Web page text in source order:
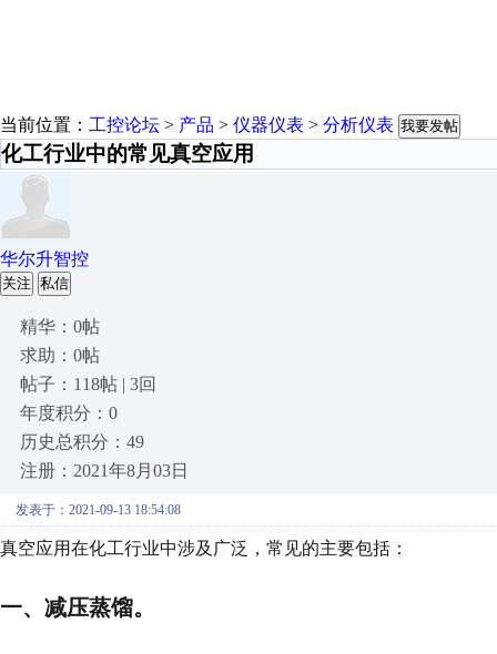
当前位置： 工控论坛 > 产品 > 仪器仪表 > 分析仪表 我要发帖
化工行业中的常见真空应用
华尔升智控
关注 私信
精华：0帖
求助：0帖
帖子：118帖 | 3回
年度积分：0
历史总积分：49
注册：2021年8月03日
发表于：2021-09-13 18:54:08
真空应用在化工行业中涉及广泛，常见的主要包括：
一、减压蒸馏。